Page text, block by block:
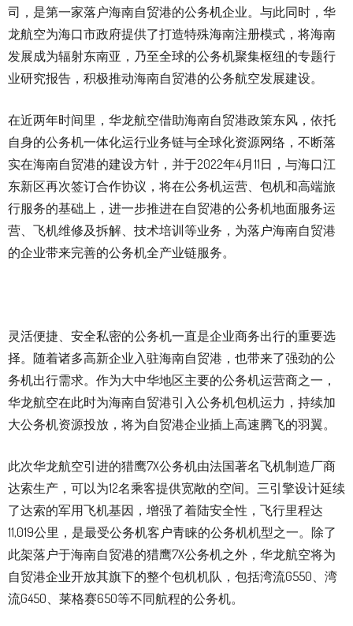
司，是第一家落户海南自贸港的公务机企业。与此同时，华
龙航空为海口市政府提供了打造特殊海南注册模式，将海南
发展成为辐射东南亚，乃至全球的公务机聚集枢纽的专题行
业研究报告，积极推动海南自贸港的公务航空发展建设。
在近两年时间里，华龙航空借助海南自贸港政策东风，依托
自身的公务机一体化运行业务链与全球化资源网络，不断落
实在海南自贸港的建设方针，并于2022年4月11日，与海口江
东新区再次签订合作协议，将在公务机运营、包机和高端旅
行服务的基础上，进一步推进在自贸港的公务机地面服务运
营、飞机维修及拆解、技术培训等业务，为落户海南自贸港
的企业带来完善的公务机全产业链服务。
灵活便捷、安全私密的公务机一直是企业商务出行的重要选
择。随着诸多高新企业入驻海南自贸港，也带来了强劲的公
务机出行需求。作为大中华地区主要的公务机运营商之一，
华龙航空在此时为海南自贸港引入公务机包机运力，持续加
大公务机资源投放，将为自贸港企业插上高速腾飞的羽翼。
此次华龙航空引进的猎鹰7X公务机由法国著名飞机制造厂商
达索生产，可以为12名乘客提供宽敞的空间。三引擎设计延续
了达索的军用飞机基因，增强了着陆安全性，飞行里程达
11,019公里，是最受公务机客户青睐的公务机机型之一。除了
此架落户于海南自贸港的猎鹰7X公务机之外，华龙航空将为
自贸港企业开放其旗下的整个包机机队，包括湾流G550、湾
流G450、莱格赛650等不同航程的公务机。